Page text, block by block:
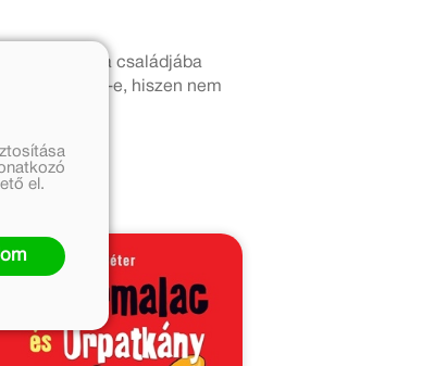
aki nem tud a családjába
e, hiszen nem
el.